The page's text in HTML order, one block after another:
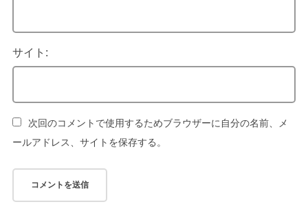
サイト:
次回のコメントで使用するためブラウザーに自分の名前、メ
ールアドレス、サイトを保存する。